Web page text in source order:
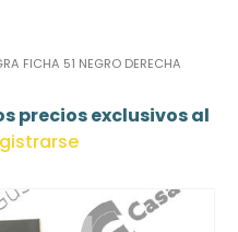
FICHA 51 NEGRO DERECHA
precios exclusivos al